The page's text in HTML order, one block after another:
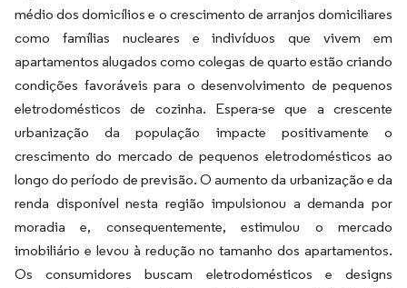
médio dos domicílios e o crescimento de arranjos domiciliares
como famílias nucleares e indivíduos que vivem em
apartamentos alugados como colegas de quarto estão criando
condições favoráveis para o desenvolvimento de pequenos
eletrodomésticos de cozinha. Espera-se que a crescente
urbanização da população impacte positivamente o
crescimento do mercado de pequenos eletrodomésticos ao
longo do período de previsão. O aumento da urbanização e da
renda disponível nesta região impulsionou a demanda por
moradia e, consequentemente, estimulou o mercado
imobiliário e levou à redução no tamanho dos apartamentos.
Os consumidores buscam eletrodomésticos e designs